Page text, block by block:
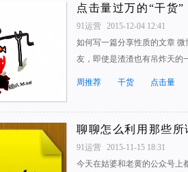
点击量过万的“干货
91运营
2015-12-04 12:41
如何写一篇分享性质的文章
友，即使是渣渣也有吊炸天
周推荐 干货 点击量
聊聊怎么利用那些
91运营
2015-11-15 18:31
今天在姑婆和老黄的公众号上